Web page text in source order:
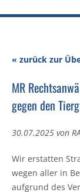
« zurück zur
MR
gegen den
30.07.2025 von
Wir erstatten
wegen aller in
aufgrund des